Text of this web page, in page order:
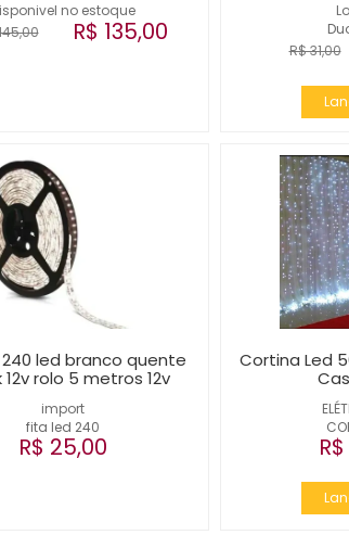
no estoque
R$ 135,00
R$ 31,00
import
fita led 240
240 led branco quente
12v rolo 5 metros 12v
R$ 25,00
Cortina Led